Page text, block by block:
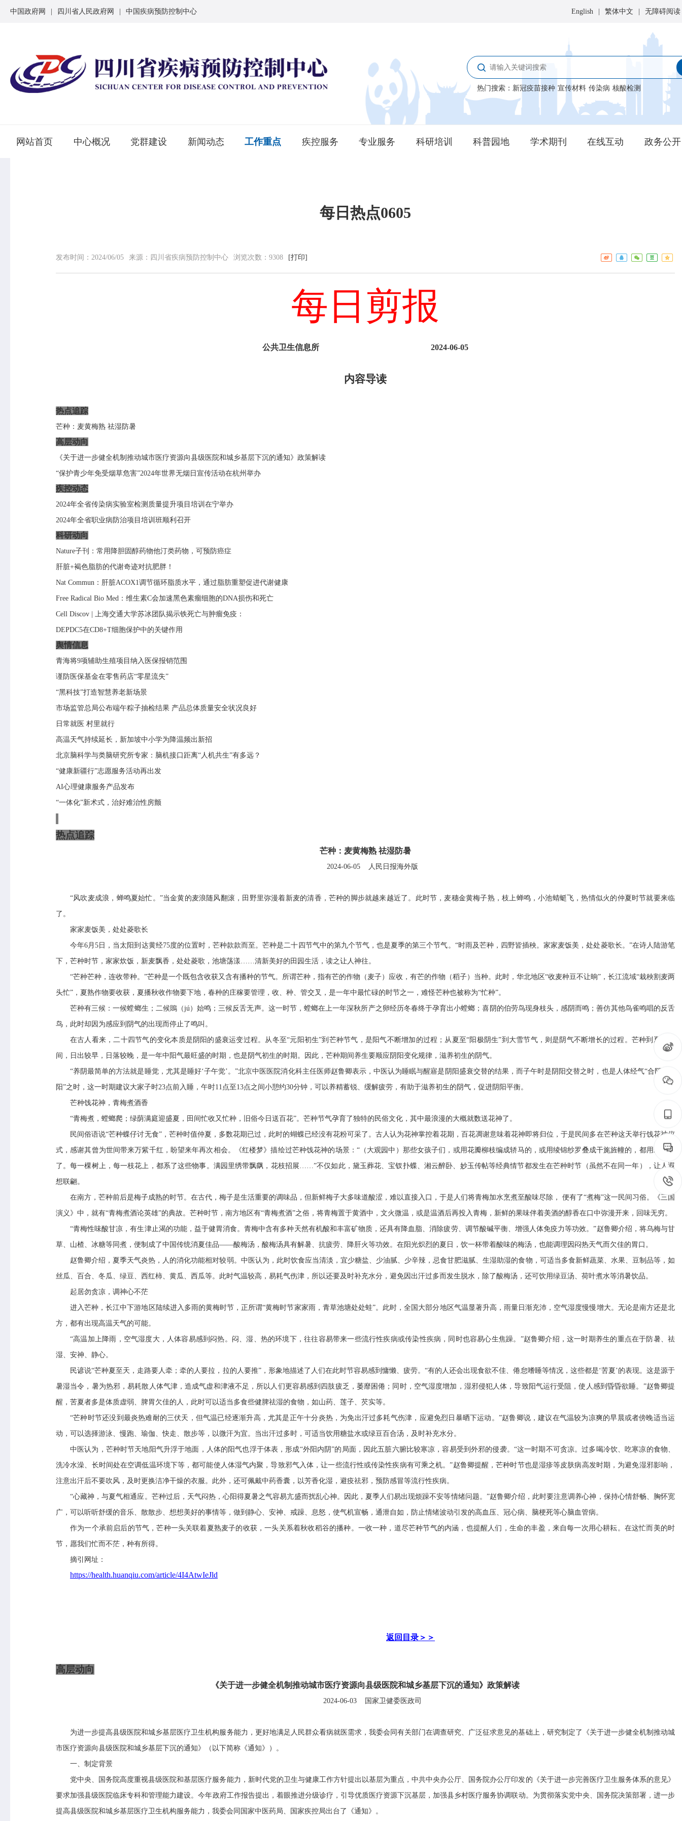
党建工作
理论学习
廉洁阵地
中心动态
市州动态
海外来风
科研工作
培训交流
疾病预防
健康生活方式
在线咨询
在线投诉
人事信
计划总
信息公
中国政府网 | 四川省人民政府网 | 中国疾病预防控制中心 English | 繁体中文 | 无障碍阅读
热门搜索 ： 新冠疫苗接种 宣传材料 传染病 核酸检测
网站首页 中心概况 党群建设 新闻动态 工作重点 疾控服务 专业服务 科研培训 科普园地 学术期刊 在线互动 政务公开
每日热点0605
发布时间： 2024/06/05 来源： 四川省疾病预防控制中心 浏览次数： 9308 [打印]
每日剪报
公共卫生信息所 2024-06-05
内容导读
热点追踪
芒种：麦黄梅熟 祛湿防暑
高层动向
《关于进一步健全机制推动城市医疗资源向县级医院和城乡基层下沉的通知》政策解读
“保护青少年免受烟草危害”2024年世界无烟日宣传活动在杭州举办
疾控动态
2024年全省传染病实验室检测质量提升项目培训在宁举办
2024年全省职业病防治项目培训班顺利召开
科研动向
Nature子刊：常用降胆固醇药物他汀类药物，可预防癌症
肝脏+褐色脂肪的代谢奇迹对抗肥胖！
Nat Commun ：肝脏ACOX1调节循环脂质水平，通过脂肪重塑促进代谢健康
Free Radical Bio Med ：维生素C会加速黑色素瘤细胞的DNA损伤和死亡
Cell Discov | 上海交通大学苏冰团队揭示铁死亡与肿瘤免疫：
DEPDC5在CD8+T细胞保护中的关键作用
舆情信息
青海将9项辅助生殖项目纳入医保报销范围
谨防医保基金在零售药店“零星流失”
“黑科技”打造智慧养老新场景
市场监管总局公布端午粽子抽检结果 产品总体质量安全状况良好
日常就医 村里就行
高温天气持续延长，新加坡中小学为降温频出新招
北京脑科学与类脑研究所专家：脑机接口距离“人机共生”有多远？
“健康新疆行”志愿服务活动再出发
AI心理健康服务产品发布
“一体化”新术式，治好难治性房颤
热点追踪
芒种：麦黄梅熟 祛湿防暑
2024-06-05 人民日报海外版
“风吹麦成浪，蝉鸣夏始忙。”当金黄的麦浪随风翻滚，田野里弥漫着新麦的清香，芒种的脚步就越来越近了。此时节，麦穗金黄梅子熟，枝上蝉鸣，小池蜻蜓飞，热情似火的仲夏时节就要来临
了。
家家麦饭美，处处菱歌长
今年6月5 日，当太阳到达黄经75度的位置时，芒种款款而至。芒种是二十四节气中的第九个节气，也是夏季的第三个节气。“时雨及芒种，四野皆插秧。家家麦饭美，处处菱歌长。”在诗人陆游笔
下，芒种时节，家家炊饭，新麦飘香，处处菱歌，池塘荡漾……清新美好的田园生活，读之让人神往。
“芒种芒种，连收带种。”芒种是一个既包含收获又含有播种的节气。所谓芒种，指有芒的作物（麦子）应收，有芒的作物（稻子）当种。此时，华北地区“收麦种豆不让晌”，长江流域“栽秧割麦两
头忙”，夏熟作物要收获，夏播秋收作物要下地，春种的庄稼要管理，收、种、管交叉，是一年中最忙碌的时节之一，难怪芒种也被称为“忙种”。
芒种有三候：一候螳螂生；二候鵙（jú）始鸣；三候反舌无声。这一时节，螳螂在上一年深秋所产之卵经历冬春终于孕育出小螳螂；喜阴的伯劳鸟现身枝头，感阴而鸣；善仿其他鸟雀鸣唱的反舌
鸟，此时却因为感应到阴气的出现而停止了鸣叫。
在古人看来，二十四节气的变化本质是阴阳的盛衰运变过程。从冬至“元阳初生”到芒种节气，是阳气不断增加的过程；从夏至“阳极阴生”到大雪节气，则是阴气不断增长的过程。芒种到夏至期
间，日出较早，日落较晚，是一年中阳气最旺盛的时期，也是阴气初生的时期。因此，芒种期间养生要顺应阴阳变化规律，滋养初生的阴气。
“养阴最简单的方法就是睡觉，尤其是睡好‘子午觉’。”北京中医医院消化科主任医师赵鲁卿表示，中医认为睡眠与醒寤是阴阳盛衰交替的结果，而子午时是阴阳交替之时，也是人体经气“合阴”“合
阳”之时，这一时期建议大家子时23点前入睡，午时11点至 13点之间小憩约30分钟，可以养精蓄锐、缓解疲劳，有助于滋养初生的阴气，促进阴阳平衡。
芒种饯花神，青梅煮酒香
“青梅煮，螳螂爬；绿荫满庭迎盛夏，田间忙收又忙种，旧俗今日送百花”。芒种节气孕育了独特的民俗文化，其中最浪漫的大概就数送花神了。
民间俗语说“芒种蝶仔讨无食”，芒种时值仲夏，多数花期已过，此时的蝴蝶已经没有花粉可采了。古人认为花神掌控着花期，百花凋谢意味着花神即将归位，于是民间多在芒种这天举行饯花神仪
式，感谢其曾为世间带来万紫千红，盼望来年再次相会。《红楼梦》描绘过芒种饯花神的场景：“（大观园中）那些女孩子们，或用花瓣柳枝编成轿马的，或用绫锦纱罗叠成干旄旌幢的，都用彩线系
了。每一棵树上，每一枝花上，都系了这些物事。满园里绣带飘飖，花枝招展……”不仅如此，黛玉葬花、宝钗扑蝶、湘云醉卧、妙玉传帖等经典情节都发生在芒种时节（虽然不在同一年），让人遐
想联翩。
在南方，芒种前后是梅子成熟的时节。在古代，梅子是生活重要的调味品，但新鲜梅子大多味道酸涩，难以直接入口，于是人们将青梅加水烹煮至酸味尽除， 便有了“煮梅”这一民间习俗。《三国
演义》中，就有“青梅煮酒论英雄”的典故。芒种时节，南方地区有“青梅煮酒”之俗，将青梅置于黄酒中，文火微温，或是温酒后再投入青梅，新鲜的果味伴着美酒的醇香在口中弥漫开来，回味无穷。
“青梅性味酸甘凉，有生津止渴的功能，益于健胃消食。青梅中含有多种天然有机酸和丰富矿物质，还具有降血脂、消除疲劳、调节酸碱平衡、增强人体免疫力等功效。”赵鲁卿介绍，将乌梅与甘
草、山楂、冰糖等同煮，便制成了中国传统消夏佳品——酸梅汤，酸梅汤具有解暑、抗疲劳、降肝火等功效。在阳光炽烈的夏日，饮一杯带着酸味的梅汤，也能调理因闷热天气而欠佳的胃口。
赵鲁卿介绍，夏季天气炎热，人的消化功能相对较弱。中医认为，此时饮食应当清淡，宜少糖盐、少油腻、少辛辣，忌食甘肥滋腻、生湿助湿的食物，可适当多食新鲜蔬菜、水果、豆制品等，如
丝瓜、百合、冬瓜、绿豆、西红柿、黄瓜、西瓜等。此时气温较高，易耗气伤津，所以还要及时补充水分，避免因出汗过多而发生脱水，除了酸梅汤，还可饮用绿豆汤、荷叶煮水等消暑饮品。
起居勿贪凉，调神心不茫
进入芒种，长江中下游地区陆续进入多雨的黄梅时节，正所谓“黄梅时节家家雨，青草池塘处处蛙”。此时，全国大部分地区气温显著升高，雨量日渐充沛，空气湿度慢慢增大。无论是南方还是北
方，都有出现高温天气的可能。
“高温加上降雨，空气湿度大，人体容易感到闷热。闷、湿、热的环境下，往往容易带来一些流行性疾病或传染性疾病，同时也容易心生焦躁。”赵鲁卿介绍，这一时期养生的重点在于防暑、祛
湿、安神、静心。
民谚说“芒种夏至天，走路要人牵；牵的人要拉，拉的人要推”，形象地描述了人们在此时节容易感到慵懒、疲劳。“有的人还会出现食欲不佳、倦怠嗜睡等情况，这些都是‘苦夏’的表现。这是源于
暑湿当令，暑为热邪，易耗散人体气津，造成气虚和津液不足，所以人们更容易感到四肢疲乏，萎靡困倦；同时，空气湿度增加，湿邪侵犯人体，导致阳气运行受阻，使人感到昏昏欲睡。”赵鲁卿提
醒，苦夏者多是体质虚弱、脾胃欠佳的人，此时可以适当多食些健脾祛湿的食物，如山药、莲子、芡实等。
“芒种时节还没到最炎热难耐的三伏天，但气温已经逐渐升高，尤其是正午十分炎热，为免出汗过多耗气伤津，应避免烈日暴晒下运动。”赵鲁卿说，建议在气温较为凉爽的早晨或者傍晚适当运
动，可以选择游泳、慢跑、瑜伽、快走、散步等，以微汗为宜。当出汗过多时，可适当饮用糖盐水或绿豆百合汤，及时补充水分。
中医认为，芒种时节天地阳气升浮于地面，人体的阳气也浮于体表，形成“外阳内阴”的局面，因此五脏六腑比较寒凉，容易受到外邪的侵袭。“这一时期不可贪凉。过多喝冷饮、吃寒凉的食物、
洗冷水澡、长时间处在空调低温环境下等，都可能使人体湿气内聚，导致邪气入体，让一些流行性或传染性疾病有可乘之机。”赵鲁卿提醒，芒种时节也是湿疹等皮肤病高发时期，为避免湿邪影响，
注意出汗后不要吹风，及时更换洁净干燥的衣服。此外，还可佩戴中药香囊，以芳香化湿，避疫祛邪，预防感冒等流行性疾病。
“心藏神，与夏气相通应。芒种过后，天气闷热，心阳得夏暑之气容易亢盛而扰乱心神。因此，夏季人们易出现烦躁不安等情绪问题。”赵鲁卿介绍，此时要注意调养心神，保持心情舒畅、胸怀宽
广，可以听听舒缓的音乐、散散步、想想美好的事情等，做到静心、安神、戒躁、息怒，使气机宣畅，通泄自如，防止情绪波动引发的高血压、冠心病、脑梗死等心脑血管病。
作为一个承前启后的节气，芒种一头关联着夏熟麦子的收获，一头关系着秋收稻谷的播种。一收一种，道尽芒种节气的内涵，也提醒人们，生命的丰盈，来自每一次用心耕耘。在这忙而美的时
节，愿我们忙而不茫，种有所得。
摘引网址：
https://health.huanqiu.com/article/4I4AtwIeJld
返回目录＞＞
高层动向
《关于进一步健全机制推动城市医疗资源向县级医院和城乡基层下沉的通知》政策解读
2024-06-03 国家卫健委 医政司
为进一步提高县级医院和城乡基层医疗卫生机构服务能力，更好地满足人民群众看病就医需求，我委会同有关部门在调查研究、广泛征求意见的基础上，研究制定了《关于进一步健全机制推动城
市医疗资源向县级医院和城乡基层下沉的通知》（以下简称《通知》）。
一、制定背景
党中央、国务院高度重视县级医院和基层医疗服务能力，新时代党的卫生与健康工作方针提出以基层为重点，中共中央办公厅、国务院办公厅印发的《关于进一步完善医疗卫生服务体系的意见》
要求加强县级医院临床专科和管理能力建设。今年政府工作报告提出，着眼推进分级诊疗，引导优质医疗资源下沉基层，加强县乡村医疗服务协调联动。为贯彻落实党中央、国务院决策部署，进一步
提高县级医院和城乡基层医疗卫生机构服务能力，我委会同国家中医药局、国家疾控局出台了《通知》。